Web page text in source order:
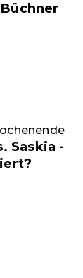
Saskia -